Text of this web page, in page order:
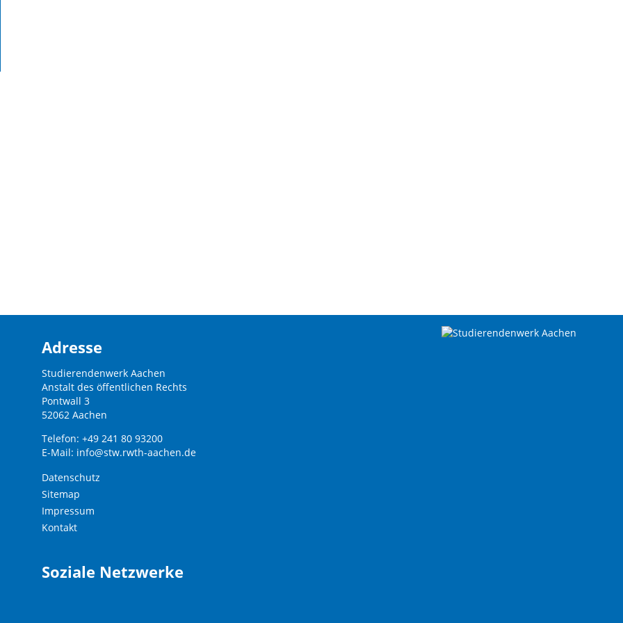
Adresse
Studierendenwerk Aachen
Anstalt des öffentlichen Rechts
Pontwall 3
52062 Aachen
Telefon: +49 241 80 93200
E-Mail: info@stw.rwth-aachen.de
Datenschutz
Sitemap
Impressum
Kontakt
Soziale Netzwerke